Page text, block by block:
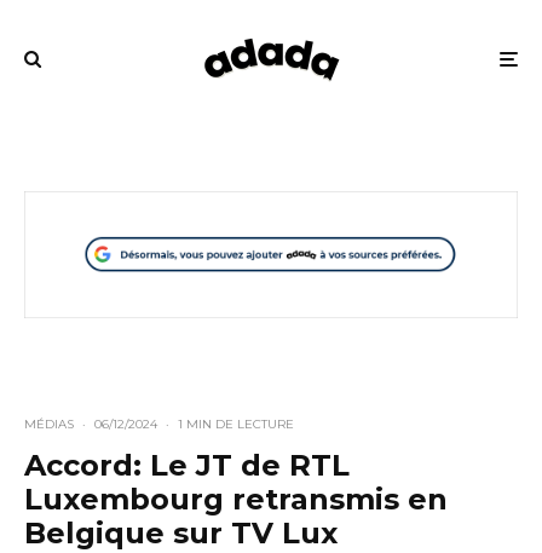
MÉDIAS · 06/12/2024 · 1 MIN DE LECTURE
Accord: Le JT de RTL
Luxembourg retransmis en
Belgique sur TV Lux